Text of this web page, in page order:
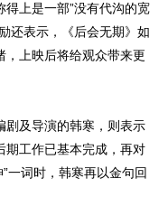
得上是一部”没有代沟的宽
还表示，《后会无期》如
，上映后将给观众带来更
及导演的韩寒，则表示
期工作已基本完成，再对
一词时，韩寒再以金句回